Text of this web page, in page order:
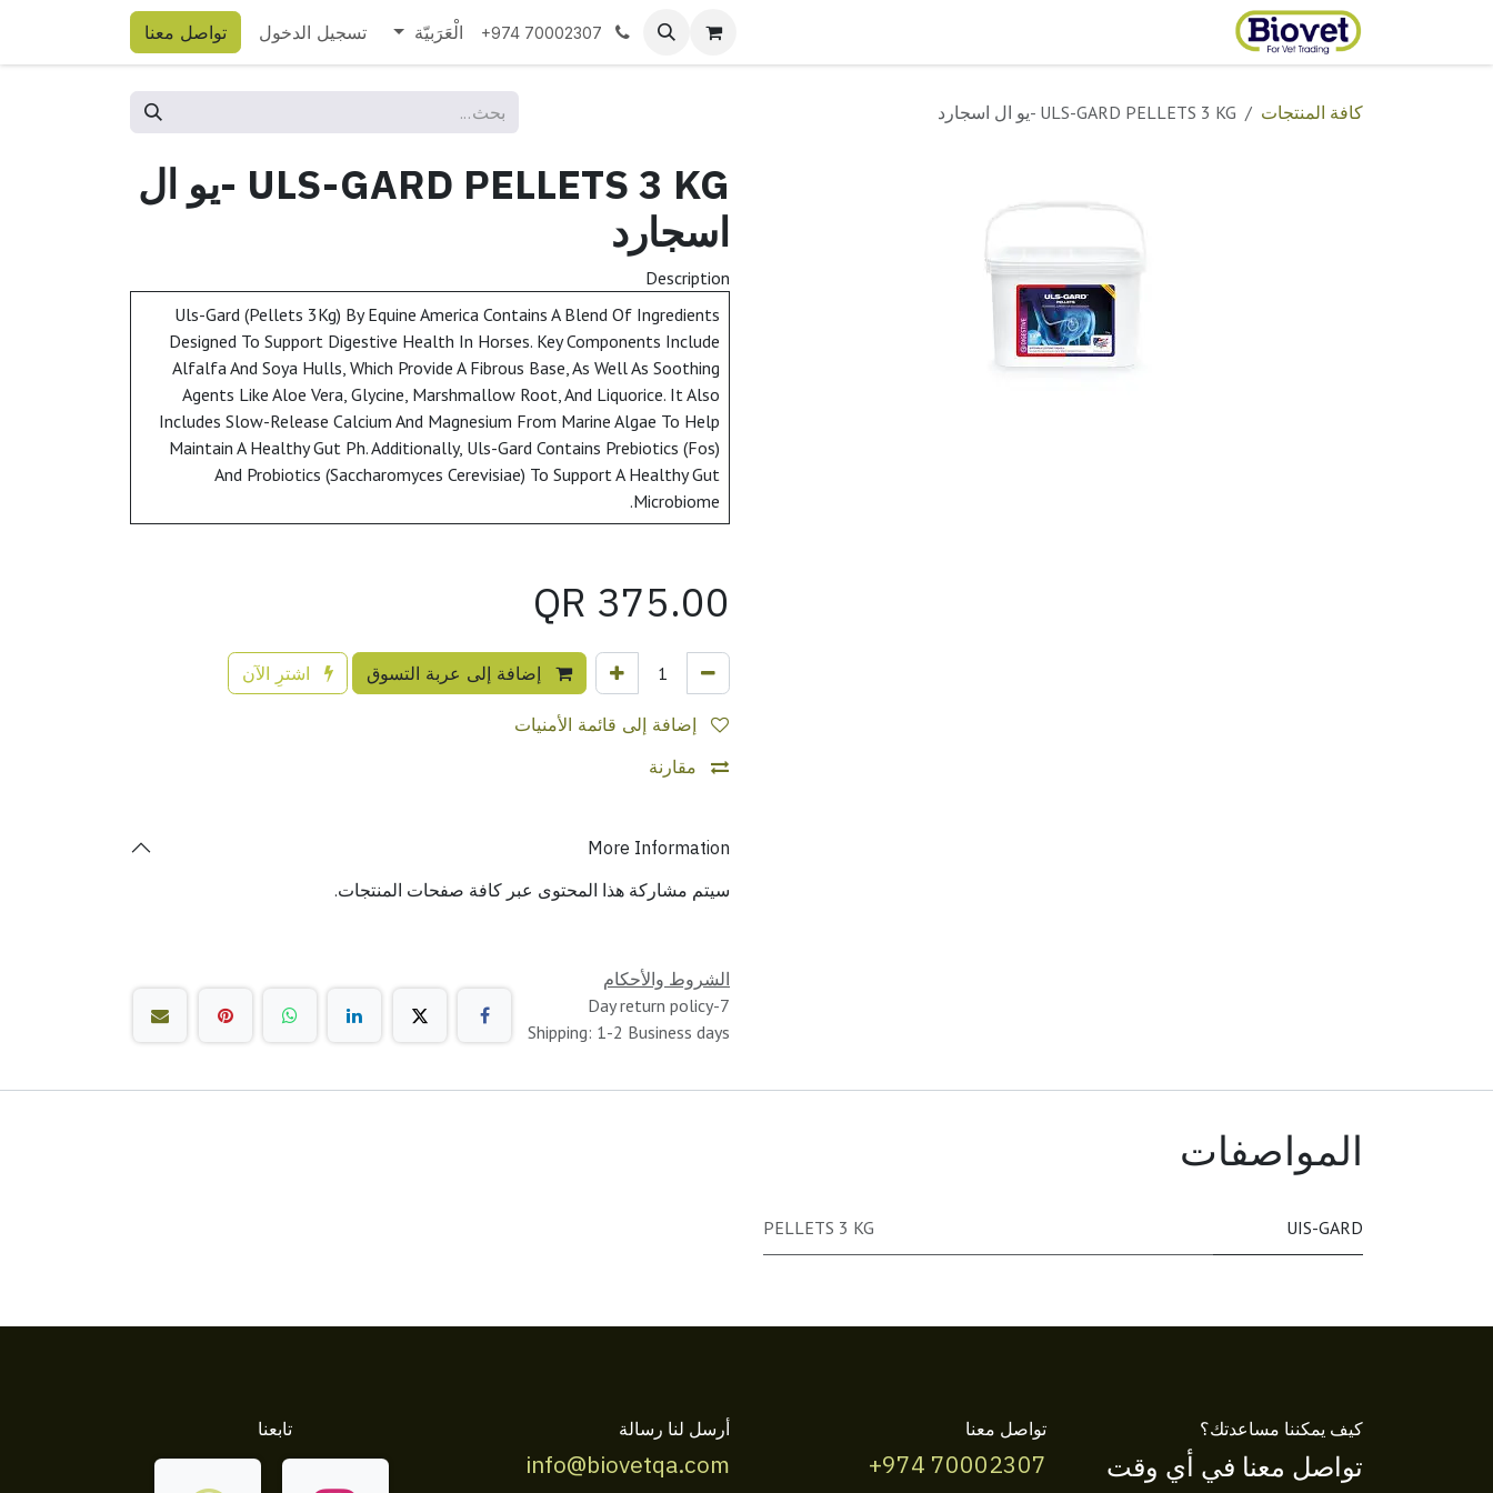
تخطي للذهاب إلى المحتوى
+974 70002307 الْعَرَبيّة تسجيل الدخول تواصل معنا
كافة المنتجات ULS-GARD PELLETS 3 KG -يو ال اسجارد
ULS-GARD PELLETS 3 KG -يو ال
اسجارد
Description
Uls-Gard (Pellets 3Kg) By Equine America Contains A Blend Of Ingredients
Designed To Support Digestive Health In Horses. Key Components Include
Alfalfa And Soya Hulls, Which Provide A Fibrous Base, As Well As Soothing
Agents Like Aloe Vera, Glycine, Marshmallow Root, And Liquorice. It Also
Includes Slow-Release Calcium And Magnesium From Marine Algae To Help
Maintain A Healthy Gut Ph. Additionally, Uls-Gard Contains Prebiotics (Fos)
And Probiotics (Saccharomyces Cerevisiae) To Support A Healthy Gut
Microbiome.
375.00
إضافة إلى عربة التسوق اشترِ الآن
مقارنة
More Information
سيتم مشاركة هذا المحتوى عبر كافة صفحات المنتجات.
الشروط والأحكام
7-Day return policy
Shipping: 1-2 Business days
المواصفات
UIS-GARD
PELLETS 3 KG
كيف يمكننا مساعدتك؟
تواصل معنا في أي وقت
تواصل معنا
+974 70002307
أرسل لنا رسالة
info@biovetqa.com
تابعنا